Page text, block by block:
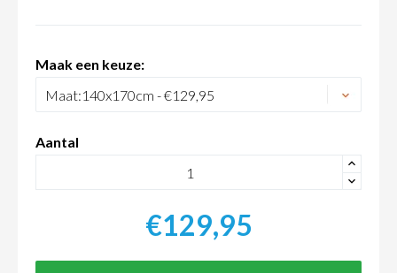
Maak een keuze:
Aantal
+
-
€129,95